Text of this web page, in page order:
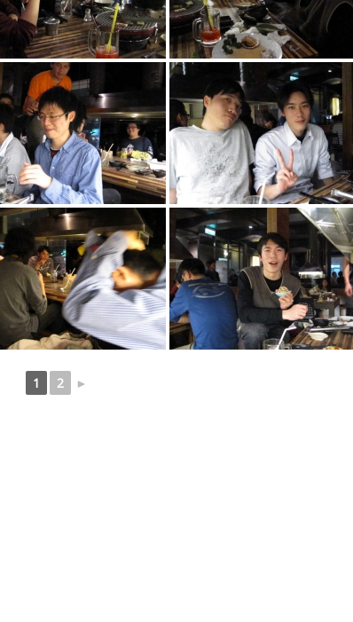
1 2 ►